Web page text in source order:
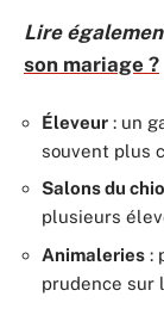
Lire
son mariage ?
Éleveur : un
souvent plus
Salons du
plusieurs
Animaleries :
prudence sur